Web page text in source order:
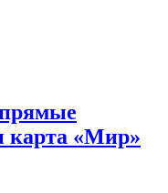
карта «Мир»